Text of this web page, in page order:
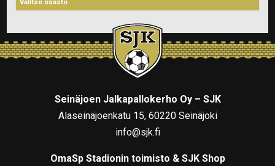
Seinäjoen Jalkapallokerho Oy – SJK
Alaseinäjoenkatu 15, 60220 Seinäjoki
info@sjk.fi
OmaSp Stadionin toimisto & SJK Shop